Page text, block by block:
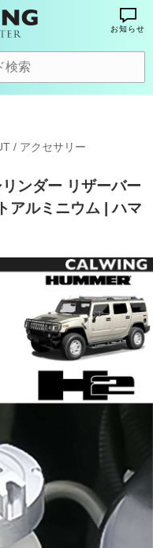
お知らせ
/ アクセサリー
ンダー リザーバー
アルミニウム | ハマ